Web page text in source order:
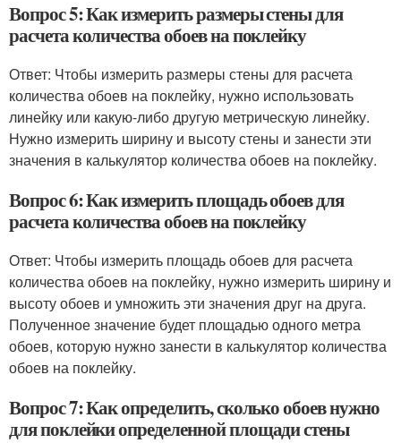
Вопрос 5: Как измерить размеры стены для
расчета количества обоев на поклейку
Ответ: Чтобы измерить размеры стены для расчета
количества обоев на поклейку, нужно использовать
линейку или какую-либо другую метрическую линейку.
Нужно измерить ширину и высоту стены и занести эти
значения в калькулятор количества обоев на поклейку.
Вопрос 6: Как измерить площадь обоев для
расчета количества обоев на поклейку
Ответ: Чтобы измерить площадь обоев для расчета
количества обоев на поклейку, нужно измерить ширину и
высоту обоев и умножить эти значения друг на друга.
Полученное значение будет площадью одного метра
обоев, которую нужно занести в калькулятор количества
обоев на поклейку.
Вопрос 7: Как определить, сколько обоев нужно
для поклейки определенной площади стены